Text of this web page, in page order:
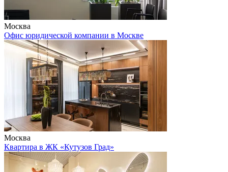
Москва
Офис юридической компании в Москве
Москва
Квартира в ЖК «Кутузов Град»